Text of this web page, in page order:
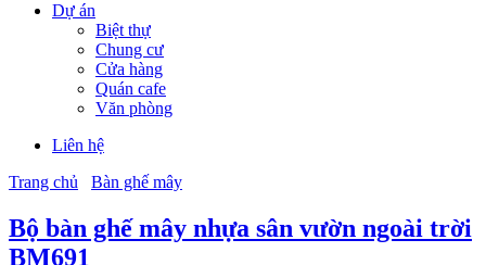
Dự án
Biệt thự
Chung cư
Cửa hàng
Quán cafe
Văn phòng
Liên hệ
Trang chủ
Bàn ghế mây
Bộ bàn ghế mây nhựa sân vườn ngoài trời
BM691